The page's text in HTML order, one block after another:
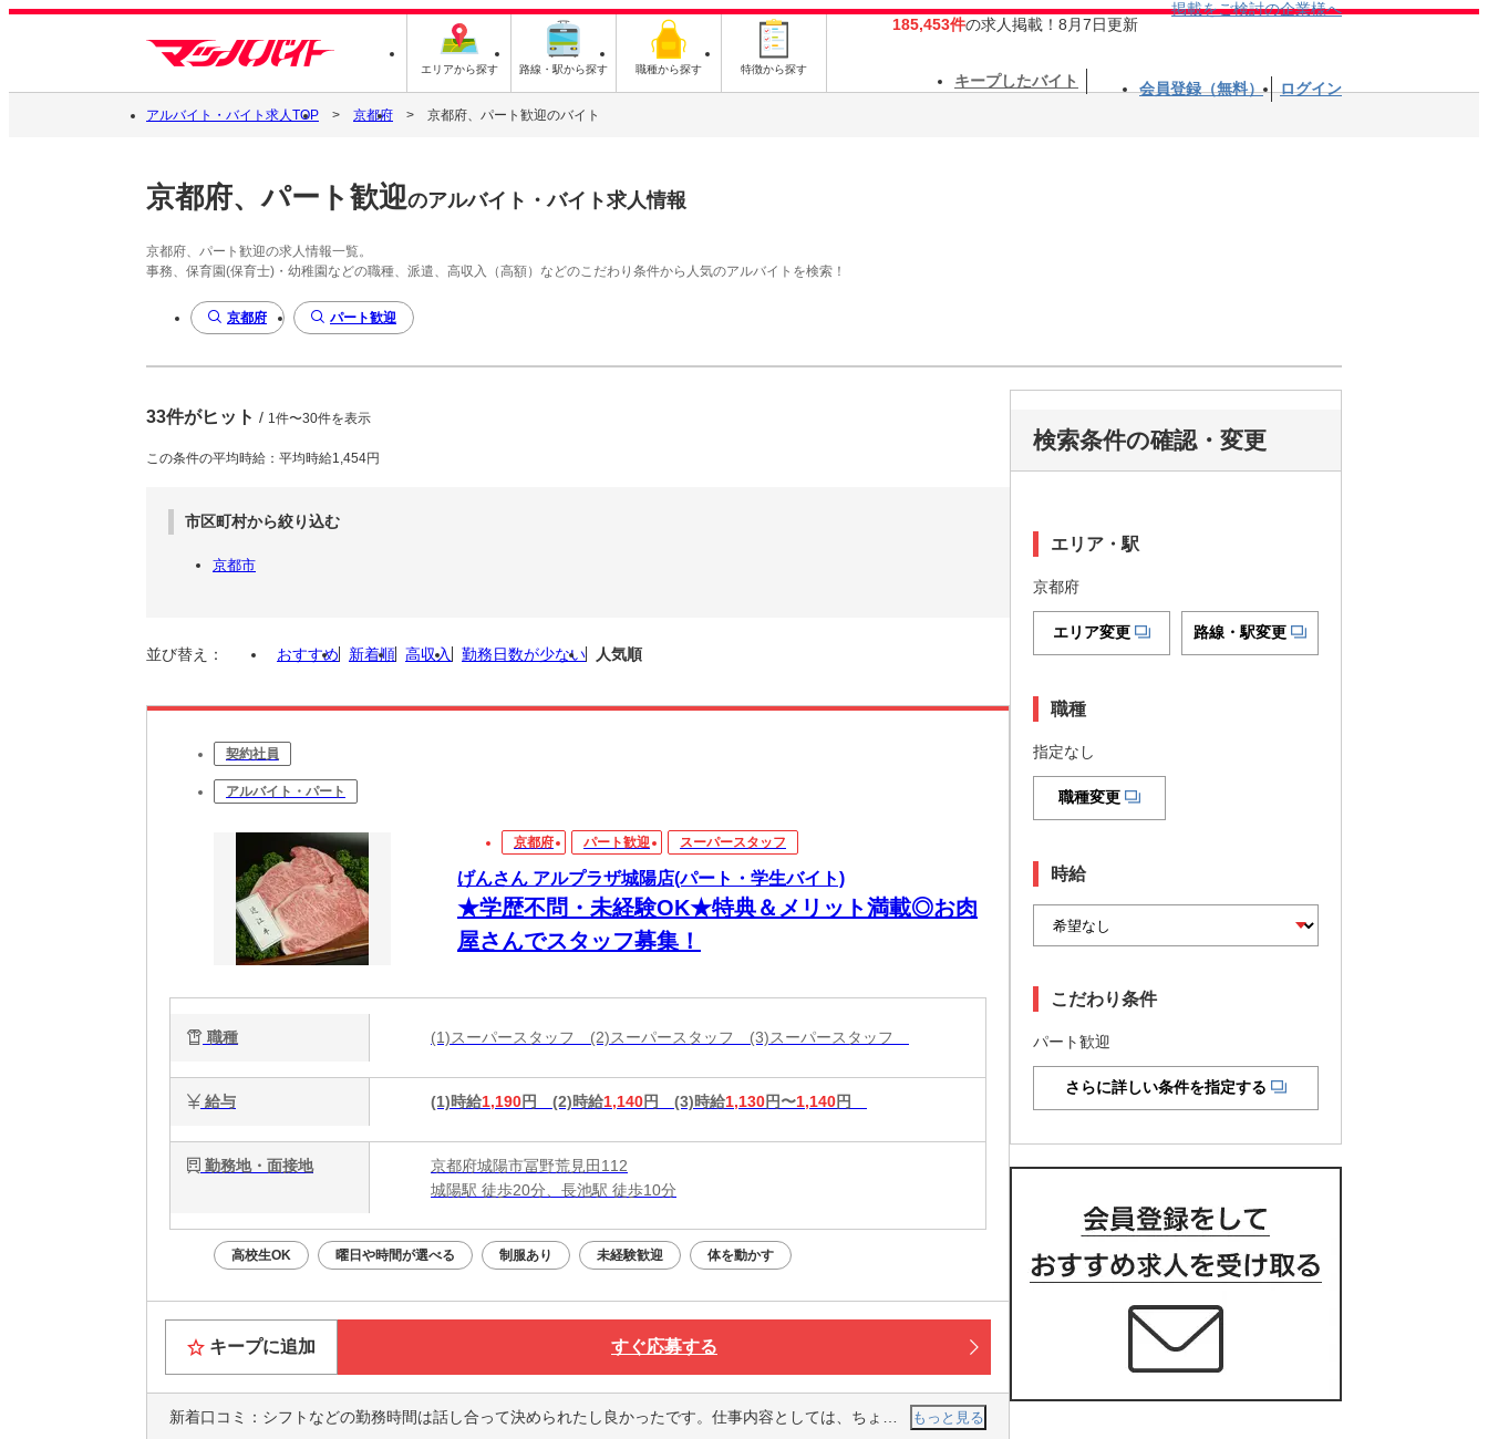
エリアから探す 路線・駅から探す 職種から探す 特徴から探す
185,453件の求人掲載！8月7日更新
掲載をご検討の企業様へ
キープしたバイト 会員登録（無料） ログイン
アルバイト・バイト求人TOP 京都府 京都府、パート歓迎のバイト
京都府、パート歓迎のアルバイト・バイト求人情報
京都府、パート歓迎の求人情報一覧。
事務、保育園(保育士)・幼稚園などの職種、派遣、高収入（高額）などのこだわり条件から人気のアルバイトを検索！
京都府 パート歓迎
33件がヒット / 1件〜30件を表示
この条件の平均時給：平均時給1,454円
市区町村から絞り込む
京都市
並び替え： おすすめ 新着順 高収入 勤務日数が少ない 人気順
契約社員
アルバイト・パート
京都府 パート歓迎 スーパースタッフ
げんさん アルプラザ城陽店(パート・学生バイト)
★学歴不問・未経験OK★特典＆メリット満載◎お肉
屋さんでスタッフ募集！
職種 (1)スーパースタッフ (2)スーパースタッフ (3)スーパースタッフ
給与 (1)時給1,190円 (2)時給1,140円 (3)時給1,130円〜1,140円
勤務地・面接地
京都府城陽市冨野荒見田112
城陽駅 徒歩20分、長池駅 徒歩10分
高校生OK 曜日や時間が選べる 制服あり 未経験歓迎 体を動かす
キープに追加 すぐ応募する
新着口コミ： シフトなどの勤務時間は話し合って決められたし良かったです。仕事内容としては、ちょっと難しい部分もありますが、慣れていけば大丈夫と思います。 もっと見る
検索条件の確認・変更
エリア・駅
京都府
エリア変更 路線・駅変更
職種
指定なし
職種変更
時給
こだわり条件
パート歓迎
さらに詳しい条件を指定する